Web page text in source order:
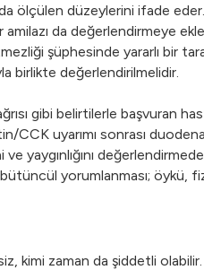
ölçülen düzeylerini ifade
da değerlendirmeye
şüphesinde yararlı bir
birlikte değerlendirilmelidir.
gibi belirtilerle başvuran
uyarımı sonrası
yaygınlığını
yorumlanması; öykü,
kimi zaman da şiddetli